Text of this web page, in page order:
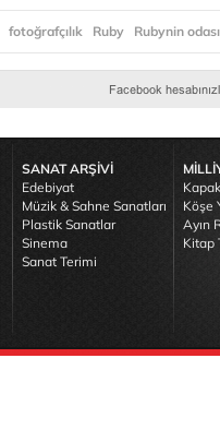
fotoğrafçılık Ruby Rubynin odası
SANAT ARŞİVİ
Edebiyat
Müzik & Sahne Sanatları
Plastik Sanatlar
Sinema
Sanat Terimi
Köşe
Ayın
Kitap